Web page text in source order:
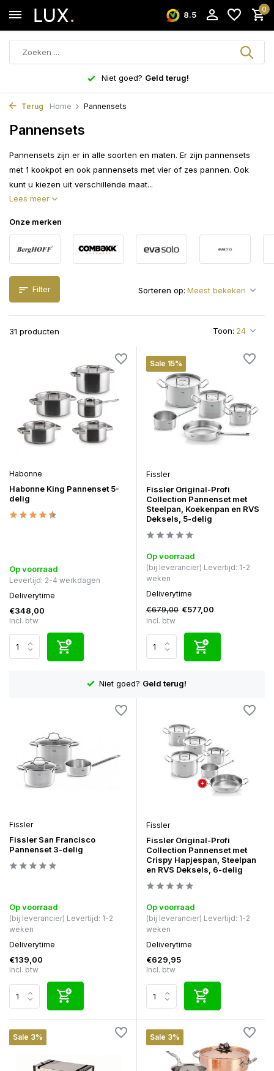
8.5
0
Niet goed? Geld terug!
Terug Home Pannensets
Pannensets
Pannensets zijn er in alle soorten en maten. Er zijn pannensets
met 1 kookpot en ook pannensets met vier of zes pannen. Ook
kunt u kiezen uit verschillende maat...
Lees meer
Onze merken
Filter
31 producten Toon:
Sorteren op:
Habonne
Habonne King Pannenset 5-
delig
Op voorraad
Levertijd: 2-4 werkdagen
Deliverytime
€348,00
Incl. btw
Sale 15%
Fissler
Fissler Original-Profi
Collection Pannenset met
Steelpan, Koekenpan en RVS
Deksels, 5-delig
Op voorraad
(bij leverancier) Levertijd: 1-2
weken
Deliverytime
€679,00 €577,00
Incl. btw
Niet goed? Geld terug!
Fissler
Fissler San Francisco
Pannenset 3-delig
Op voorraad
(bij leverancier) Levertijd: 1-2
weken
Deliverytime
€139,00
Incl. btw
Fissler
Fissler Original-Profi
Collection Pannenset met
Crispy Hapjespan, Steelpan
en RVS Deksels, 6-delig
Op voorraad
(bij leverancier) Levertijd: 1-2
weken
Deliverytime
€629,95
Incl. btw
Sale 3% Sale 3%